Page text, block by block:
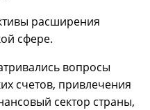
расширения
сфере.
вопросы
счетов, привлечения
сектор страны,